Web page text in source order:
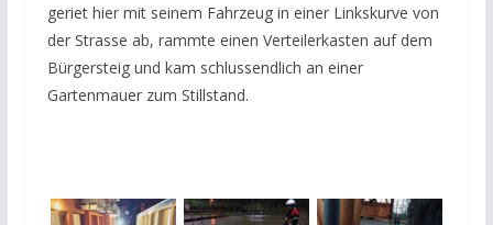
geriet hier mit seinem Fahrzeug in einer Linkskurve von
der Strasse ab, rammte einen Verteilerkasten auf dem
Bürgersteig und kam schlussendlich an einer
Gartenmauer zum Stillstand.